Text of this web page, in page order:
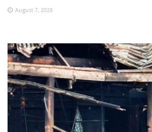
August 7, 2026